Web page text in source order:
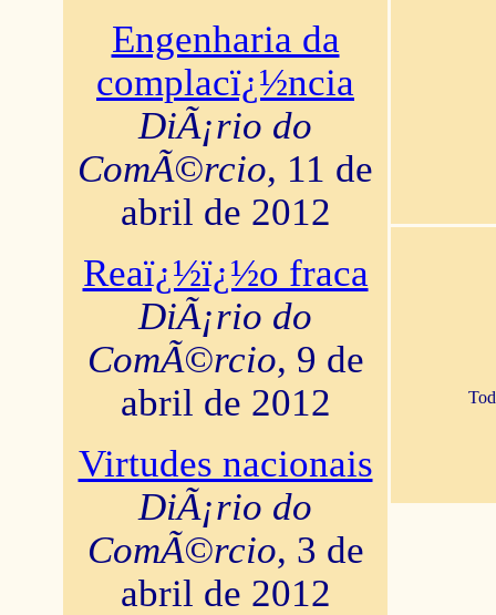
Engenharia da
complacï¿½ncia
DiÃ¡rio do
ComÃ©rcio, 11 de
abril de 2012
Reaï¿½ï¿½o fraca
DiÃ¡rio do
ComÃ©rcio, 9 de
abril de 2012
Virtudes nacionais
DiÃ¡rio do
ComÃ©rcio, 3 de
abril de 2012